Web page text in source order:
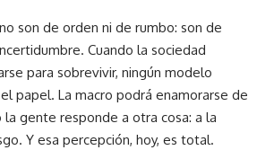
son de orden ni de rumbo: son de
Cuando la sociedad
para sobrevivir, ningún modelo
papel. La macro podrá enamorarse de
la gente responde a otra cosa: a la
Y esa percepción, hoy, es total.